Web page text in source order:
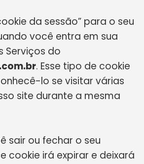
da sessão” para o seu
você entra em sua
Serviços do
. Esse tipo de cookie
lo se visitar várias
site durante a mesma
sair ou fechar o seu
cookie irá expirar e deixará